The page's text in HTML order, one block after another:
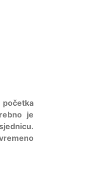
početka
je